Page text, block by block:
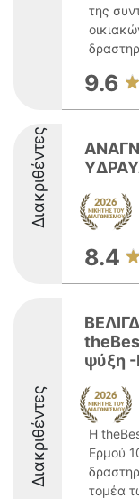
της
9.6
Διακριθέντες
8.4
Διακριθέντες
ψύξη -
Η
Ερμού
τομέα